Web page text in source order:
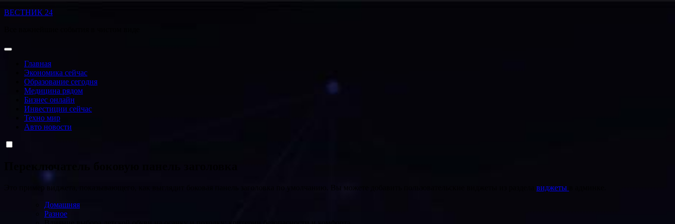
Перейти
ВЕСТНИК 24
Главная
Экономика сейчас
Образование сегодня
Медицина рядом
Бизнес онлайн
Инвестиции сейчас
Техно мир
Авто новости
Переключатель боковую панель заголовка
Это пример виджета, показывающего, как выглядит боковая панель заголовка по умолчанию. Вы можете добавить пользовательские виджеты из раздела виджеты
Домашняя
Разное